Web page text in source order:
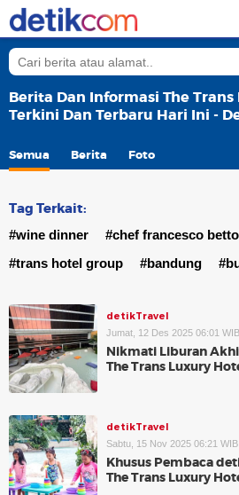
Berita Dan Informasi The
Terkini Dan Terbaru Hari Ini -
Semua Berita Foto
Tag Terkait:
#wine dinner #chef francesco
#trans hotel group
#bandung
detikTravel
Jumat, 12 Des 2025 06:01 WIB
Nikmati Liburan
The Trans Luxury
detikTravel
Sabtu, 15 Nov 2025 06:21 WIB
Khusus Pembaca
The Trans Luxury